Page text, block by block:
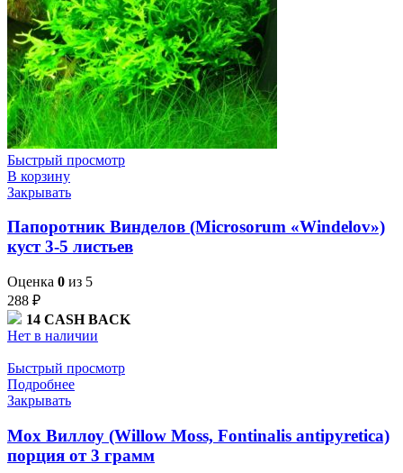
Быстрый просмотр
В корзину
Закрывать
Папоротник Винделов (Microsorum «Windelov»)
куст 3-5 листьев
Оценка 0 из 5
288 ₽
14 CASH BACK
Нет в наличии
Быстрый просмотр
Подробнее
Закрывать
Мох Виллоу (Willow Moss, Fontinalis antipyretica)
порция от 3 грамм